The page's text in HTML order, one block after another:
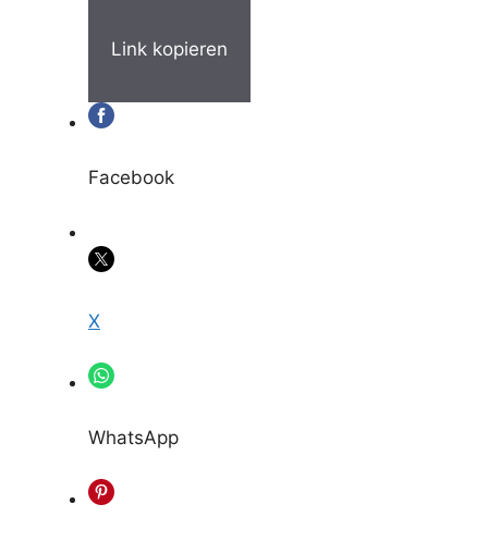
Link kopieren
Facebook
X
WhatsApp